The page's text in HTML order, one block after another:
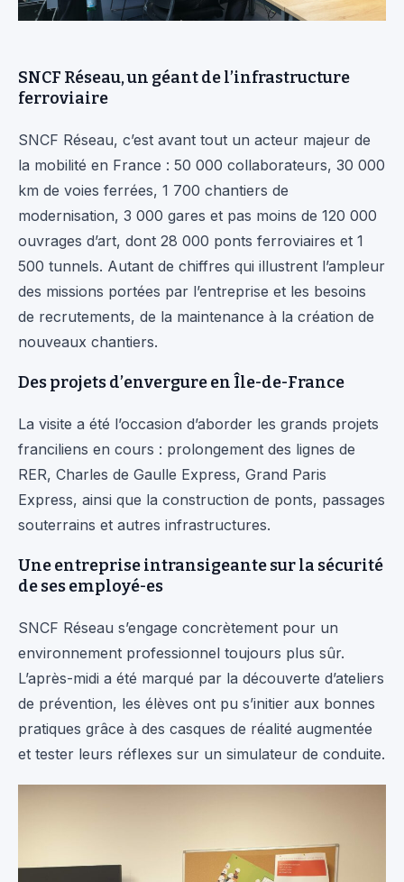
SNCF Réseau, un géant de l’infrastructure
ferroviaire
SNCF Réseau, c’est avant tout un acteur majeur de
la mobilité en France : 50 000 collaborateurs, 30 000
km de voies ferrées, 1 700 chantiers de
modernisation, 3 000 gares et pas moins de 120 000
ouvrages d’art, dont 28 000 ponts ferroviaires et 1
500 tunnels. Autant de chiffres qui illustrent l’ampleur
des missions portées par l’entreprise et les besoins
de recrutements, de la maintenance à la création de
nouveaux chantiers.
Des projets d’envergure en Île-de-France
La visite a été l’occasion d’aborder les grands projets
franciliens en cours : prolongement des lignes de
RER, Charles de Gaulle Express, Grand Paris
Express, ainsi que la construction de ponts, passages
souterrains et autres infrastructures.
Une entreprise intransigeante sur la sécurité
de ses employé-es
SNCF Réseau s’engage concrètement pour un
environnement professionnel toujours plus sûr.
L’après-midi a été marqué par la découverte d’ateliers
de prévention, les élèves ont pu s’initier aux bonnes
pratiques grâce à des casques de réalité augmentée
et tester leurs réflexes sur un simulateur de conduite.